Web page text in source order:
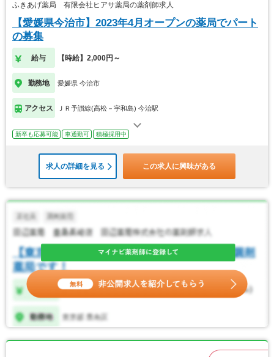
ふきあげ薬局 有限会社ヒアサ薬局の薬剤師求人
【愛媛県今治市】2023年4月オープンの薬局でパート
の募集
給与 【時給】2,000円～
勤務地 愛媛県 今治市
アクセス ＪＲ予讃線(高松－宇和島) 今治駅
新卒も応募可能 車通勤可 積極採用中
求人の詳細を見る この求人に興味がある